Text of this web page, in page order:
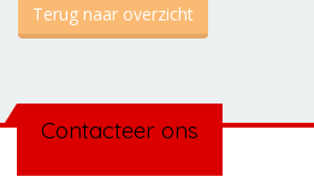
Terug naar overzicht
Contacteer ons